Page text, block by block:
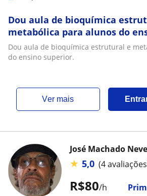
Dou aula de bioquímica
metabólica para alunos do
Dou aula de bioquímica estrutural e
do ensino superior.
ver mais
R$80/h
José Machado
★ 5,0 (4